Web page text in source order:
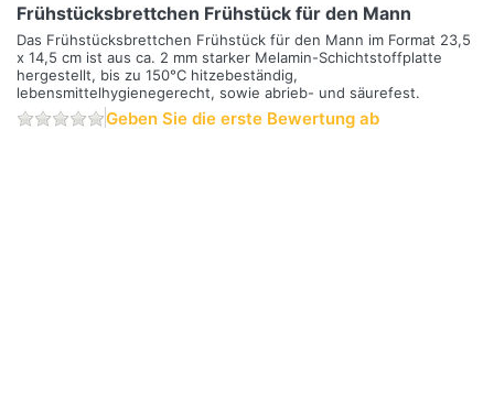
Frühstücksbrettchen Frühstück für den Mann
Das Frühstücksbrettchen Frühstück für den Mann im Format 23,5
x 14,5 cm ist aus ca. 2 mm starker Melamin-Schichtstoffplatte
hergestellt, bis zu 150°C hitzebeständig,
lebensmittelhygienegerecht, sowie abrieb- und säurefest.
Geben Sie die erste Bewertung ab